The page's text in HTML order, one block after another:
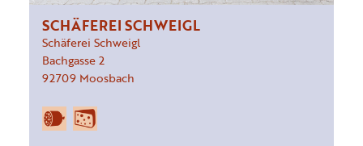
SCHÄFEREI SCHWEIGL
Schäferei Schweigl
Bachgasse2
92709 Moosbach